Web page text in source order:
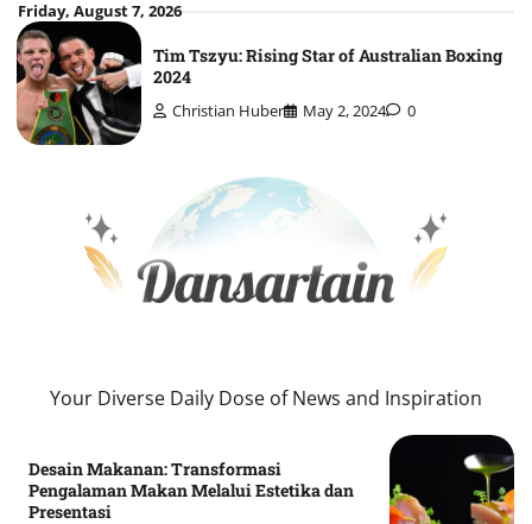
Skip
to
content
Friday, August 7, 2026
Tim Tszyu: Rising Star of Australian Boxing
2024
Christian Huber May 2, 2024 0
Your Diverse Daily Dose of News and Inspiration
Desain Makanan: Transformasi
Pengalaman Makan Melalui Estetika dan
Presentasi